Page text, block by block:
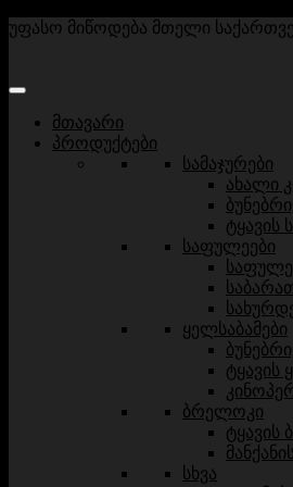
უფასო მიწოდება მთელი
მთავარი
პროდუქტები
სამაჯურები
ახალი
ტყავის
საფულეები
ყელსაბამები
ტყავის
ბრელოკი
ტყავის
სხვა